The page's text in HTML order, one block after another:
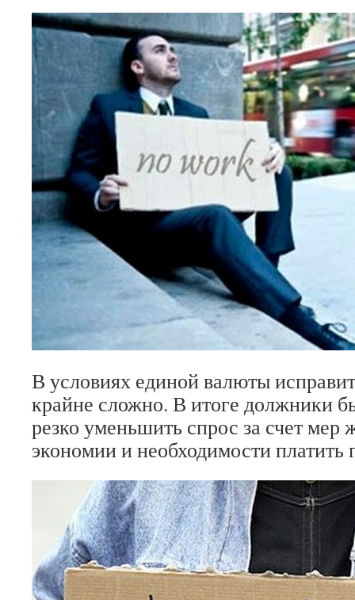
В условиях единой валюты
крайне сложно. В итоге должники
резко уменьшить спрос за счет
экономии и необходимости платить